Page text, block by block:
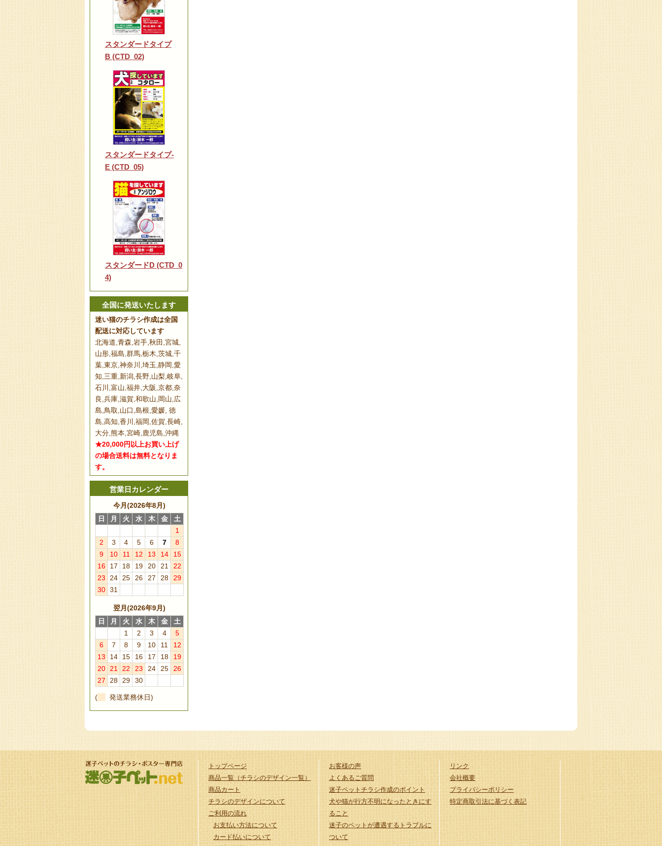
スタンダードタイプ
B (CTD_02)
スタンダードタイプ-
E (CTD_05)
スタンダードD (CTD_0
4)
全国に発送いたします
迷い猫のチラシ作成は全国
配送に対応しています
北海道,青森,岩手,秋田,宮城,
山形,福島,群馬,栃木,茨城,千
葉,東京,神奈川,埼玉,静岡,愛
知,三重,新潟,長野,山梨,岐阜,
石川,富山,福井,大阪,京都,奈
良,兵庫,滋賀,和歌山,岡山,広
島,鳥取,山口,島根,愛媛, 徳
島,高知,香川,福岡,佐賀,長崎,
大分,熊本,宮崎,鹿児島,沖縄
★20,000円以上お買い上げ
の場合送料は無料となりま
す。
営業日カレンダー
今月(2026年8月)
日
月 火 水 木 金
土
1
2
3 4 5 6 7
8
9
10 11 12 13 14
15
16
17 18 19 20 21
22
23
24 25 26 27 28
29
30 31
翌月(2026年9月)
日
月 火 水 木 金
土
1
2 3 4
5
6
7 8 9 10 11
12
13
14 15 16 17 18
19
20
21 22 23 24 25
26
27
28 29 30
( 発送業務休日)
トップページ
商品一覧（チラシのデザイン一覧）
商品カート
チラシのデザインについて
ご利用の流れ
お支払い方法について
カード払いについて
お客様の声
よくあるご質問
迷子ペットチラシ作成のポイント
犬や猫が行方不明になったときにす
ること
迷子のペットが遭遇するトラブルに
ついて
リンク
会社概要
プライバシーポリシー
特定商取引法に基づく表記